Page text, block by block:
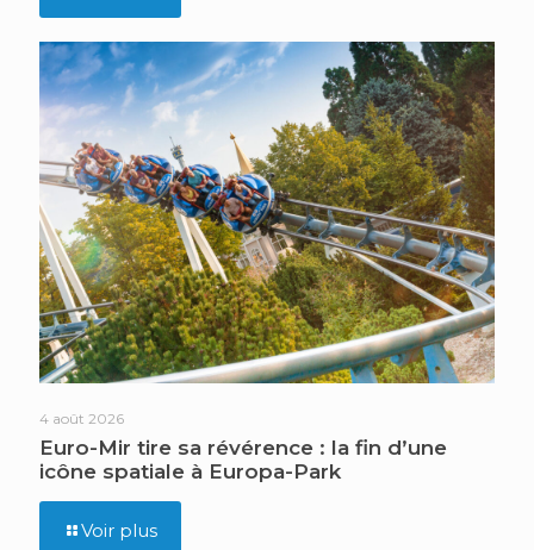
4 août 2026
Euro-Mir tire sa révérence : la fin d’une
icône spatiale à Europa-Park
Voir plus